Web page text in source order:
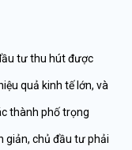
tư thu hút được
quả kinh tế lớn, và
thành phố trọng
giản, chủ đầu tư phải